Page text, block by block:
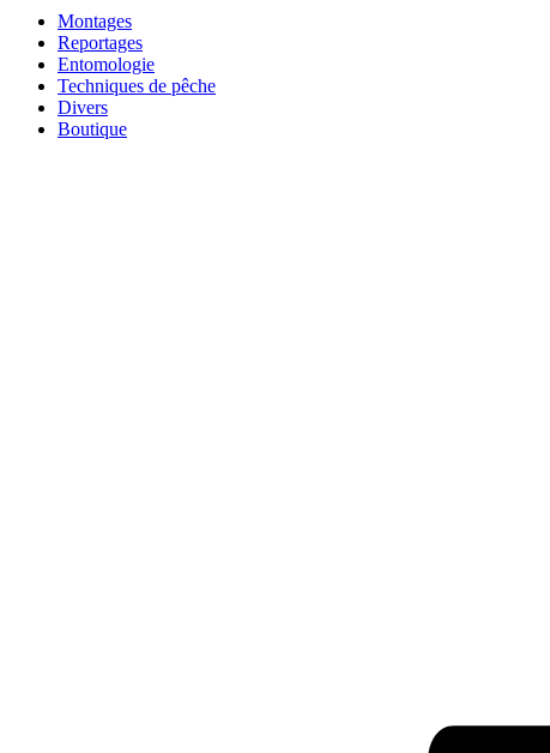
Montages
Reportages
Entomologie
Techniques de pêche
Divers
Boutique